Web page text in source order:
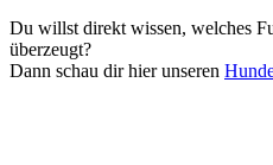
Du willst direkt wissen, welches
überzeugt?
Dann schau dir hier unseren